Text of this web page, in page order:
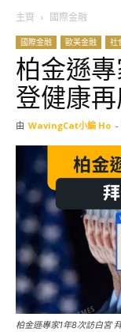
主頁 國際金融
國際金融 歐美金融 社
柏金遜
登健康
由 WavingCat小編 Ho -
柏金遜專家1年8次訪白宮